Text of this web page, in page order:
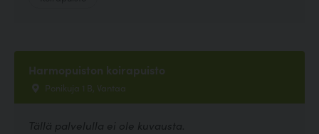
Harmopuiston koirapuisto
Ponikuja 1 B, Vantaa
Tällä palvelulla ei ole kuvausta.